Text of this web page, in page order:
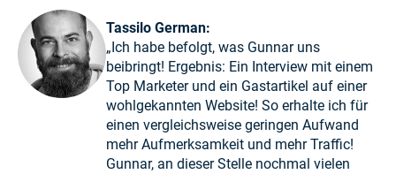
Tassilo German:
„Ich habe befolgt, was Gunnar uns
beibringt! Ergebnis: Ein Interview mit einem
Top Marketer und ein Gastartikel auf einer
wohlgekannten Website! So erhalte ich für
einen vergleichsweise geringen Aufwand
mehr Aufmerksamkeit und mehr Traffic!
Gunnar, an dieser Stelle nochmal vielen